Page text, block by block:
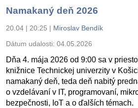
Namakaný deň 2026
20.04 | 20:25 | Miroslav Bendík
Dátum udalosti: 04.05.2026
Dňa 4. mája 2026 od 9:00 sa v
knižnice Technickej univerzity v
namakaný deň, teda deň nabitý
o vzdelávaní v IT, programovaní,
bezpečnosti, IoT a o ďalších témach.